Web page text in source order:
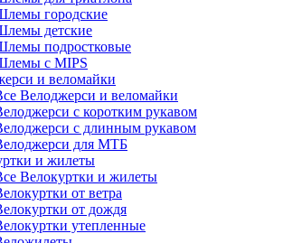
городские
детские
подростковые
с MIPS
и веломайки
Велоджерси и веломайки
с коротким рукавом
с длинным рукавом
для МТБ
и жилеты
Велокуртки и жилеты
от ветра
от дождя
утепленные